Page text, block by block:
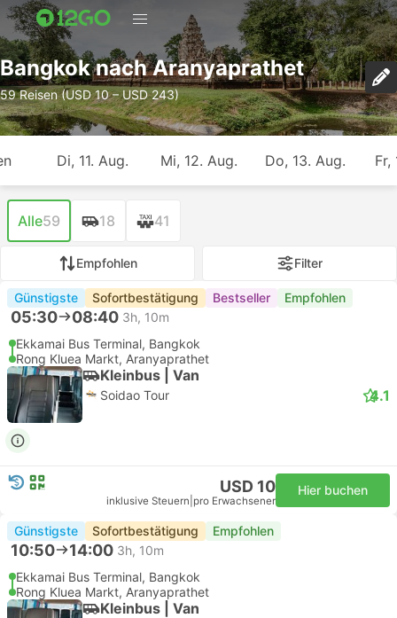
Bangkok nach Aranyaprathet
59 Reisen (USD 10 – USD 243)
Di, 11. Aug. Mi, 12. Aug. Do, 13. Aug. Fr,
Alle59 18 41
Empfohlen Filter
Günstigste Sofortbestätigung Bestseller Empfohlen
05:30 08:40 3h, 10m
Ekkamai Bus Terminal, Bangkok
Rong Kluea Markt, Aranyaprathet
Kleinbus | Van
Soidao Tour 4.1
USD 10
inklusive Steuern pro Erwachsener
Hier buchen
Günstigste Sofortbestätigung Empfohlen
10:50 14:00 3h, 10m
Ekkamai Bus Terminal, Bangkok
Rong Kluea Markt, Aranyaprathet
Kleinbus | Van